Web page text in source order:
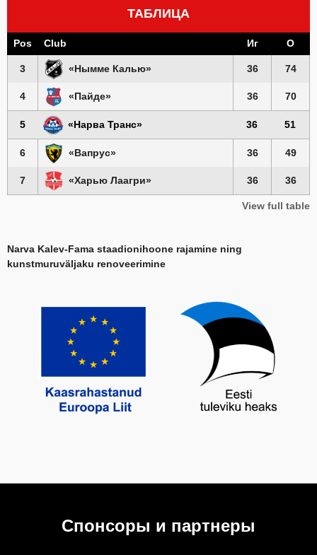
ТАБЛИЦА
Pos Club Иг О
3 «Нымме Калью» 36 74
4 «Пайде» 36 70
5 «Нарва Транс» 36 51
6 «Вапрус» 36 49
7 «Харью Лаагри» 36 36
View full table
Narva Kalev-Fama staadionihoone rajamine ning
kunstmuruväljaku renoveerimine
Спонсоры и партнеры